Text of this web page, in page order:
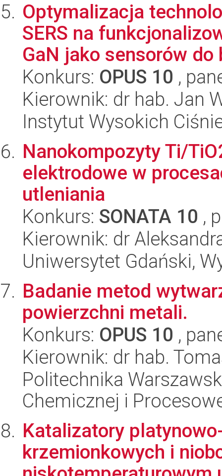
Optymalizacja
SERS na
GaN jako sensorów do
Konkurs: OPUS 10 ,
Kierownik: dr hab. Jan
Instytut Wysokich
Nanokompozyty Ti/
elektrodowe w
utleniania
Konkurs: SONATA 10 ,
Kierownik: dr
Uniwersytet Gdański,
Badanie metod
powierzchni metali.
Konkurs: OPUS 10 ,
Kierownik: dr hab.
Politechnika
Chemicznej i
Katalizatory
krzemionkowych i